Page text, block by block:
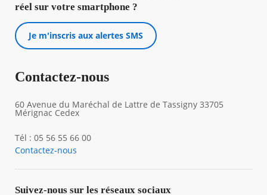
réel sur votre smartphone ?
Je m'inscris aux alertes SMS
Contactez-nous
60 Avenue du Maréchal de Lattre de Tassigny 33705
Mérignac Cedex
Tél : 05 56 55 66 00
Contactez-nous
Suivez-nous sur les réseaux sociaux